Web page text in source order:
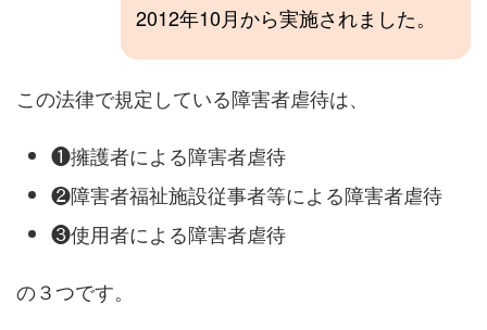
2012年10月から実施されました。
この法律で規定している障害者虐待は、
❶擁護者による障害者虐待
❷障害者福祉施設従事者等による障害者虐待
❸使用者による障害者虐待
の３つです。